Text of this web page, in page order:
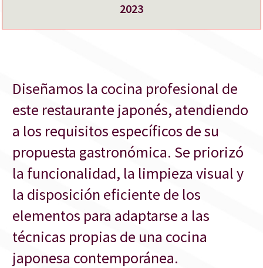
2023
Diseñamos la cocina profesional de
este restaurante japonés, atendiendo
a los requisitos específicos de su
propuesta gastronómica. Se priorizó
la funcionalidad, la limpieza visual y
la disposición eficiente de los
elementos para adaptarse a las
técnicas propias de una cocina
japonesa contemporánea.